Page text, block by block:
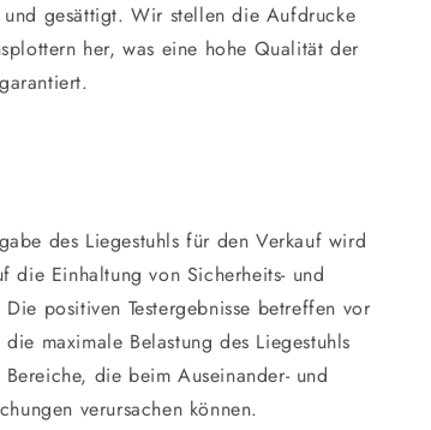
gesättigt. Wir stellen die Aufdrucke
her, was eine hohe Qualität der
des Liegestuhls für den Verkauf wird
die Einhaltung von Sicherheits- und
positiven Testergebnisse betreffen vor
maximale Belastung des Liegestuhls
die beim Auseinander- und
verursachen können.